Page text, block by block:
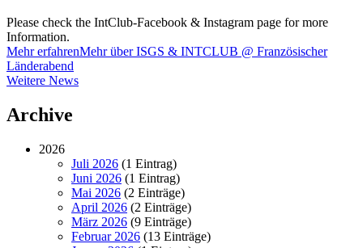
Please check the IntClub-Facebook & Instagram page for more
Information.
Mehr erfahrenMehr über ISGS & INTCLUB @ Französischer
Länderabend
Weitere NewsWeitere
Archive
2026
Juli 2026 (1 Eintrag)
Juni 2026 (1 Eintrag)
Mai 2026 (2 Einträge)
April 2026 (2 Einträge)
März 2026 (9 Einträge)
Februar 2026 (13 Einträge)